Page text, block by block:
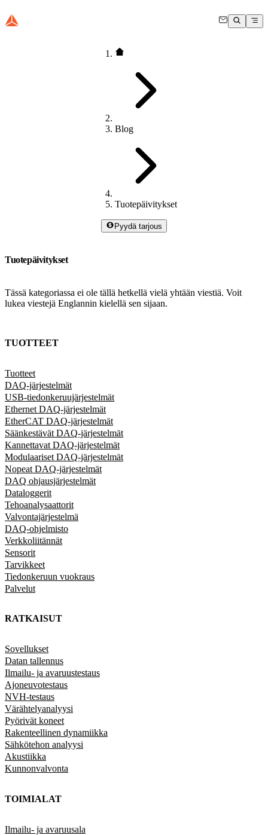
Blog
Tuotepäivitykset
Pyydä tarjous
Tuotepäivitykset
Tässä kategoriassa ei ole tällä hetkellä vielä yhtään viestiä. Voit
lukea viestejä Englannin kielellä sen sijaan.
TUOTTEET
Tuotteet
DAQ-järjestelmät
USB-tiedonkeruujärjestelmät
Ethernet DAQ-järjestelmät
EtherCAT DAQ-järjestelmät
Säänkestävät DAQ-järjestelmät
Kannettavat DAQ-järjestelmät
Modulaariset DAQ-järjestelmät
Nopeat DAQ-järjestelmät
DAQ ohjausjärjestelmät
Dataloggerit
Tehoanalysaattorit
Valvontajärjestelmä
DAQ-ohjelmisto
Verkkoliitännät
Sensorit
Tarvikkeet
Tiedonkeruun vuokraus
Palvelut
RATKAISUT
Sovellukset
Datan tallennus
Ilmailu- ja avaruustestaus
Ajoneuvotestaus
NVH-testaus
Värähtelyanalyysi
Pyörivät koneet
Rakenteellinen dynamiikka
Sähkötehon analyysi
Akustiikka
Kunnonvalvonta
TOIMIALAT
Ilmailu- ja avaruusala